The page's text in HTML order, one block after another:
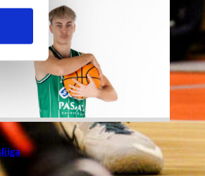
05.08.2026 09:37